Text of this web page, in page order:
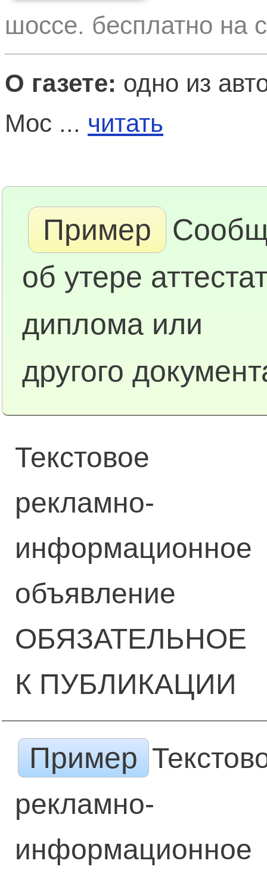
шоссе. бесплатно на
О газете: одно из
Мос ... читать
Пример
об утере
диплома или
другого
Текстовое
рекламно-
информационное
объявление
ОБЯЗАТЕЛЬНОЕ
К ПУБЛИКАЦИИ
Пример
рекламно-
информационное